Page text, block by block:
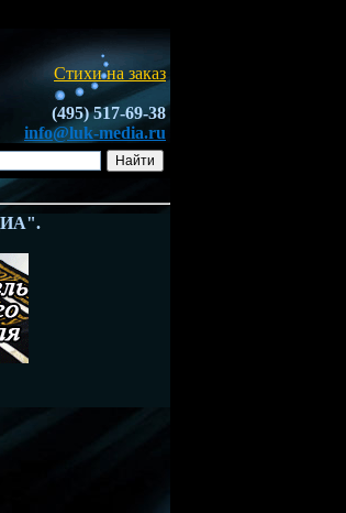
Стихи на заказ
(495) 517-69-38
info@luk-media.ru